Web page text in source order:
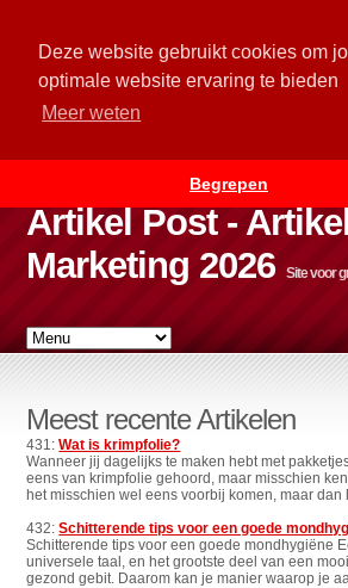
Deze website gebruikt cookies om
optimale website ervaring te bieden
Meer weten
Begrepen
Artikel Post -
Marketing 2026
Site voor
Meest recente Artikelen
431:Wat is krimpfolie?
Wanneer jij dagelijks te maken hebt met
eens van krimpfolie gehoord, maar misschien
het misschien wel eens voorbij komen, maar dan
432:Schitterende tips voor een goede
Schitterende tips voor een goede mondhygiëne
universele taal, en het grootste deel van een
gezond gebit. Daarom kan je manier waarop je